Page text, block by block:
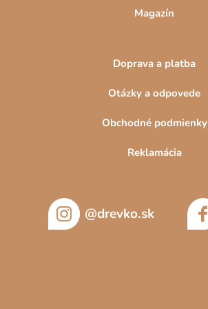
Magazín
Doprava a platba
Otázky a odpovede
Obchodné podmienky
Reklamácia
@drevko.sk